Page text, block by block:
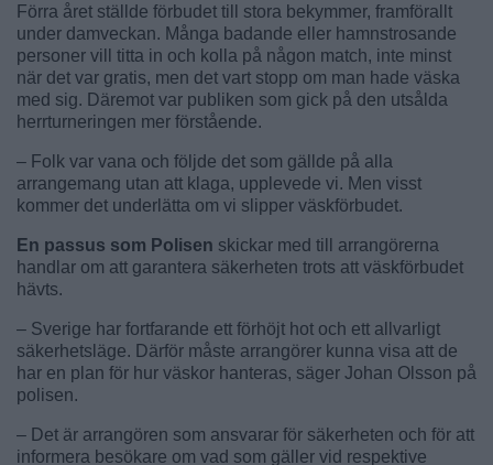
Förra året ställde förbudet till stora bekymmer, framförallt
under damveckan. Många badande eller hamnstrosande
personer vill titta in och kolla på någon match, inte minst
när det var gratis, men det vart stopp om man hade väska
med sig. Däremot var publiken som gick på den utsålda
herrturneringen mer förstående.
– Folk var vana och följde det som gällde på alla
arrangemang utan att klaga, upplevede vi. Men visst
kommer det underlätta om vi slipper väskförbudet.
En passus som Polisen skickar med till arrangörerna
handlar om att garantera säkerheten trots att väskförbudet
hävts.
– Sverige har fortfarande ett förhöjt hot och ett allvarligt
säkerhetsläge. Därför måste arrangörer kunna visa att de
har en plan för hur väskor hanteras, säger Johan Olsson på
polisen.
– Det är arrangören som ansvarar för säkerheten och för att
informera besökare om vad som gäller vid respektive